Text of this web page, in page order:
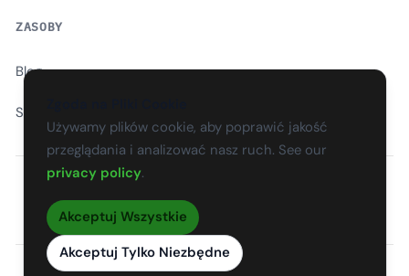
ZASOBY
Blog
Słownik
CS SK DE PL HU
Używamy plików cookie, aby poprawić jakość
przeglądania i analizować nasz ruch. See our
privacy policy.
Akceptuj Wszystkie
Akceptuj Tylko Niezbędne